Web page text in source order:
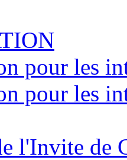
pour les
pour les
l'Invite de